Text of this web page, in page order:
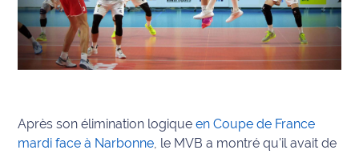
2026
Contenus
Partenaires
de la
rédaction
Après son élimination logiqueen Coupe de France
mardi face à Narbonne, le MVB a montré qu'il avait de